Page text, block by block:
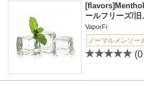
ールフリーズ/旧
VaporFi
ノーマルメンソー